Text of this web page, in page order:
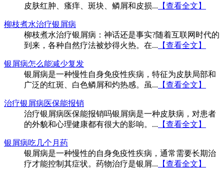
皮肤红肿、瘙痒、斑块、鳞屑和皮损... 【查看全文】
柳枝煮水治疗银屑病
柳枝煮水治疗银屑病：神话还是事实?随着互联网时代的
到来，各种自然疗法被炒得火热。在... 【查看全文】
银屑病怎么能减少复发
银屑病是一种慢性自身免疫性疾病，特征为皮肤局部和
广泛的红斑、白色鳞屑和灼热感。虽... 【查看全文】
治疗银屑病医保能报销
治疗银屑病医保能报销吗银屑病是一种皮肤病，对患者
的外貌和心理健康都有很大的影响。... 【查看全文】
银屑病吃几个月药
银屑病是一种慢性的自身免疫性疾病，通常需要长期治
疗才能控制其症状。药物治疗是银屑... 【查看全文】